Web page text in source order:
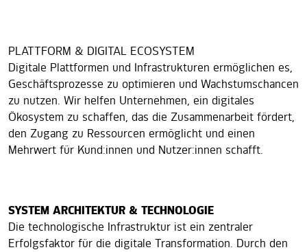
PLATTFORM & DIGITAL ECOSYSTEM
Digitale Plattformen und Infrastrukturen ermöglichen es,
Geschäftsprozesse zu optimieren und Wachstumschancen
zu nutzen. Wir helfen Unternehmen, ein digitales
Ökosystem zu schaffen, das die Zusammenarbeit fördert,
den Zugang zu Ressourcen ermöglicht und einen
Mehrwert für Kund:innen und Nutzer:innen schafft.
SYSTEM ARCHITEKTUR & TECHNOLOGIE
Die technologische Infrastruktur ist ein zentraler
Erfolgsfaktor für die digitale Transformation. Durch den